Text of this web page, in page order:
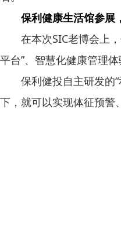
保利健康生活馆参展
在本次SIC老博会上
平台”、智慧化健康管理
保利健投自主研发的
下，就可以实现体征预警